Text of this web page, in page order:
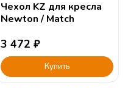
Чехол KZ для кресла
Newton / Match
3 472 ₽
Купить